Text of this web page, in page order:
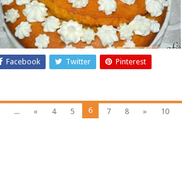
Facebook Twitter Pinterest
... « 4 5 6 7 8 » 10